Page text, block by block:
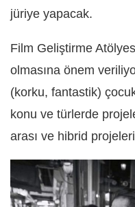
jüriye yapacak.
Film Geliştirme
olmasına önem
(korku, fantastik)
konu ve türlerde
arası ve hibrid